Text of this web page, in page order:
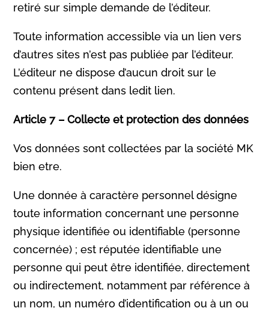
retiré sur simple demande de l’éditeur.
Toute information accessible via un lien vers
d’autres sites n’est pas publiée par l’éditeur.
L’éditeur ne dispose d’aucun droit sur le
contenu présent dans ledit lien.
Article 7 – Collecte et protection des données
Vos données sont collectées par la société MK
bien etre.
Une donnée à caractère personnel désigne
toute information concernant une personne
physique identifiée ou identifiable (personne
concernée) ; est réputée identifiable une
personne qui peut être identifiée, directement
ou indirectement, notamment par référence à
un nom, un numéro d’identification ou à un ou